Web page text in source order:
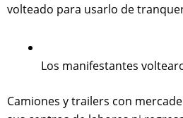
volteado para usarlo de
Los manifestantes
Camiones y trailers con